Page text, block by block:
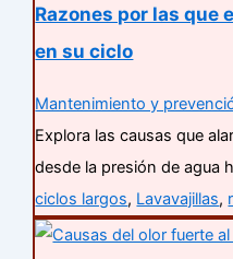
Razones por las que
en su ciclo
Mantenimiento y
Explora las causas que
desde la presión de agua
ciclos largos, Lavavajillas,